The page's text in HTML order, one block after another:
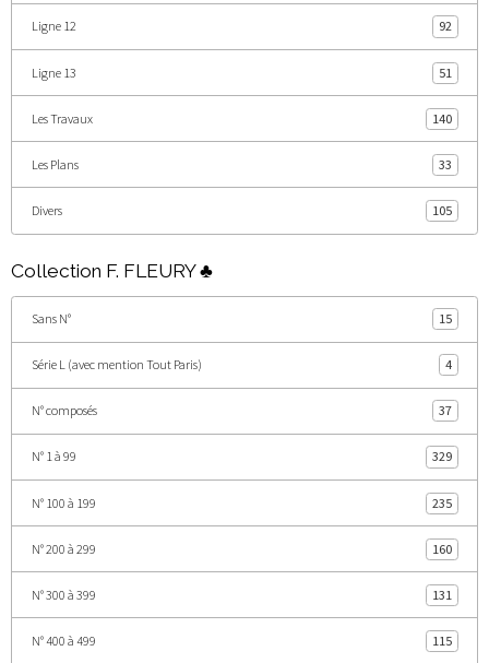
Ligne 12 92
Ligne 13 51
Les Travaux 140
Les Plans 33
Divers 105
Collection F. FLEURY ♣
Sans N° 15
Série L (avec mention Tout Paris) 4
N° composés 37
N° 1 à 99 329
N° 100 à 199 235
N° 200 à 299 160
N° 300 à 399 131
N° 400 à 499 115